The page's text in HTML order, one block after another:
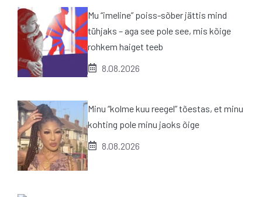
Mu “imeline” poiss-sõber jättis mind
tühjaks – aga see pole see, mis kõige
rohkem haiget teeb
8.08.2026
Minu “kolme kuu reegel” tõestas, et minu
kohting pole minu jaoks õige
8.08.2026